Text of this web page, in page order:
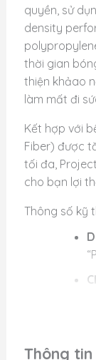
quyền, sử
density
thời gian
thiện khảao
làm mất đi
Kết hợp với
Fiber) được
tối đa,
cho bạn lợi
Thông số kỹ
Thông tin